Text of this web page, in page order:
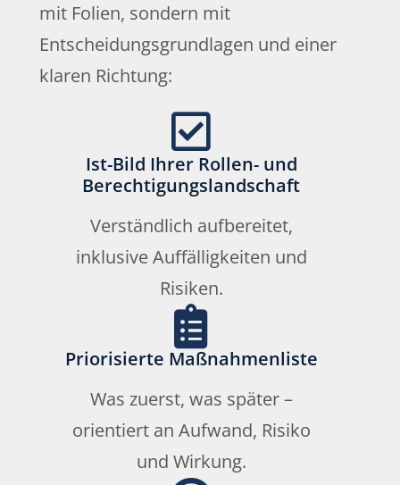
mit Folien, sondern mit
Entscheidungsgrundlagen und einer
klaren Richtung:
Ist-Bild Ihrer Rollen- und
Berechtigungslandschaft
Verständlich aufbereitet,
inklusive Auffälligkeiten und
Risiken.
Priorisierte Maßnahmenliste
Was zuerst, was später –
orientiert an Aufwand, Risiko
und Wirkung.